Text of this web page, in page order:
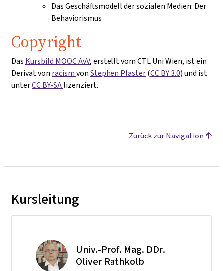
Das Geschäftsmodell der sozialen Medien: Der
Behaviorismus
Copyright
Das Kursbild MOOC AvV, erstellt vom CTL Uni Wien, ist ein
Derivat von racismvonStephen Plaster(CC BY 3.0) und ist
unterCC BY-SAlizenziert.
Zurück zur Navigation
Kursleitung
Univ.-Prof. Mag. DDr.
Oliver Rathkolb